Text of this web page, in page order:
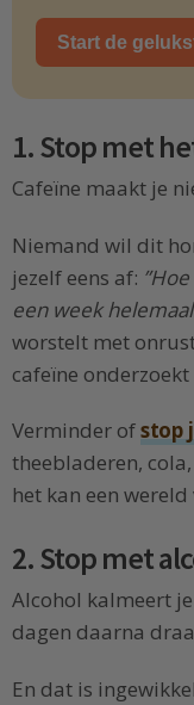
Start de
1. Stop met
Cafeïne maakt je
Niemand wil dit
jezelf eens af:
een week
worstelt met
cafeïne onderzoekt
Verminder ofstop
theebladeren,
het kan een
2. Stop met
Alcohol kalmeert
dagen daarna
En dat is